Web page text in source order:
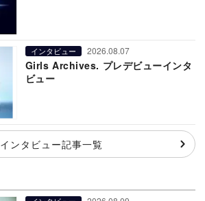
インタビュー 2026.08.07
Girls Archives. プレデビューインタ
ビュー
インタビュー記事一覧